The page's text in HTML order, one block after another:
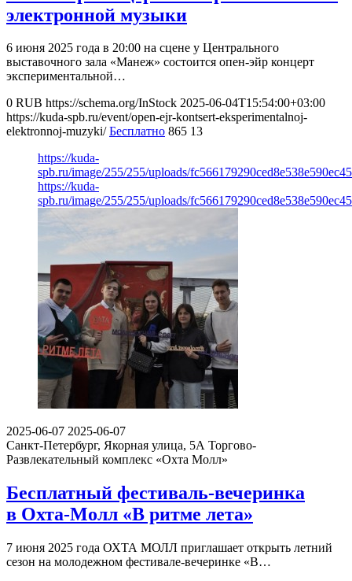
электронной музыки
6 июня 2025 года в 20:00 на сцене у Центрального
выставочного зала «Манеж» состоится опен-эйр концерт
экспериментальной…
0 RUB https://schema.org/InStock 2025-06-04T15:54:00+03:00
https://kuda-spb.ru/event/open-ejr-kontsert-eksperimentalnoj-
elektronnoj-muzyki/ Бесплатно 865 13
https://kuda-
spb.ru/image/255/255/uploads/
https://kuda-
spb.ru/image/255/255/uploads/
2025-06-07 2025-06-07
Санкт-Петербург, Якорная улица, 5А Торгово-
Развлекательный комплекс «Охта Молл»
Бесплатный фестиваль-вечеринка
в Охта-Молл «В ритме лета»
7 июня 2025 года ОХТА МОЛЛ приглашает открыть летний
сезон на молодежном фестивале-вечеринке «В…